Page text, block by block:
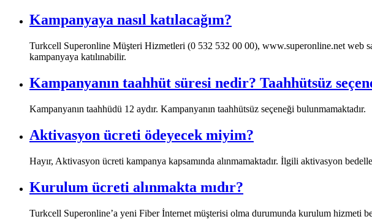
Kampanyaya nasıl katılacağım?
​Turkcell Superonline Müşteri Hizmetleri (0 532 532 00 00), www.superonline.net web
kampanyaya katılınabilir.
Kampanyanın taahhüt süresi nedir? Taahhütsüz
​Kampanyanın taahhüdü 12 aydır. Kampanyanın taahhütsüz seçeneği bulunmamaktadır.
Aktivasyon ücreti ödeyecek miyim?
​Hayır, Aktivasyon ücreti kampanya kapsamında alınmamaktadır. İlgili aktivasyon
Kurulum ücreti alınmakta mıdır?
​Turkcell Superonline’a yeni Fiber İnternet müşterisi olma durumunda kurulum hizmeti